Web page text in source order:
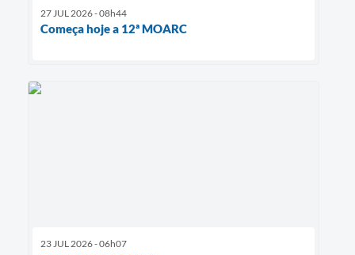
27 JUL 2026 - 08h44
Começa hoje a 12ª MOARC
23 JUL 2026 - 06h07